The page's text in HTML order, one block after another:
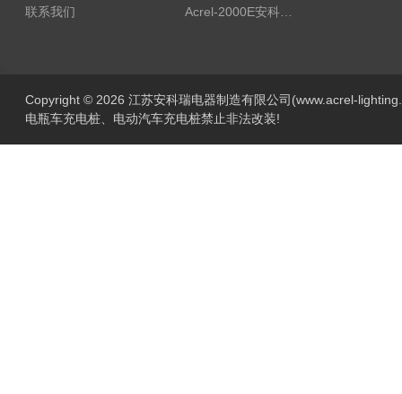
联系我们
Acrel-2000E安科瑞Acrel配电室综合监控系统
Copyright © 2026 江苏安科瑞电器制造有限公司(www.acrel-
电瓶车充电桩、电动汽车充电桩禁止非法改装!